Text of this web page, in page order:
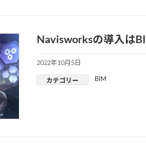
Navisworksの導入は
2022年10月5日
カテゴリー BIM